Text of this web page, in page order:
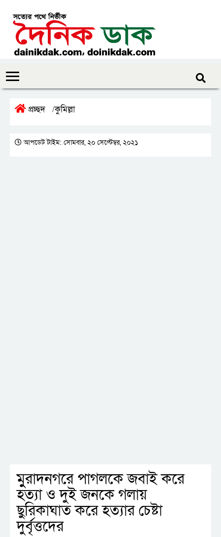
প্রচ্ছদ /কুমিল্লা
আপডেট টাইম: সোমবার, ২০ সেপ্টেম্বর, ২০২১
মুুরাদনগরে পাগলকে জবাই করে
হত্যা ও দুই জনকে গলায়
ছুরিকাঘাত করে হত্যার চেষ্টা
দুর্বৃত্তদের